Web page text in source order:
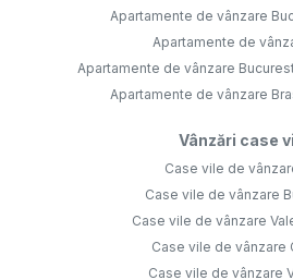
Apartamente de vânzare
Apartamente de
Apartamente de vânzare
Apartamente de vânzare
Vânzări case
Case vile de
Case vile de vânzare
Case vile de vânzare
Case vile de vânzare
Case vile de vânzare